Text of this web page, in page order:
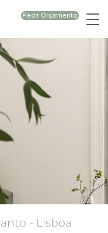
Pedir Orçamento
- Lisboa